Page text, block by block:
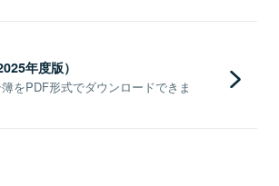
年度版）
をPDF形式でダウンロードできま